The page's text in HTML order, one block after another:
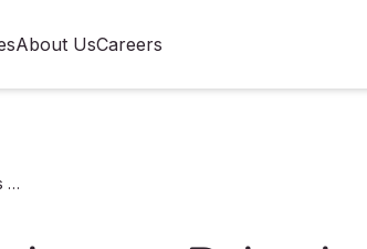
About UsCareers
Avaliação de riscos: Principais gaps e não conformidades